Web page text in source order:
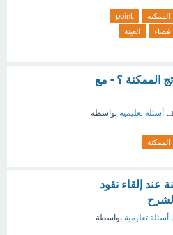
الممكنة
point
فضاء
العينة
الممكنة ؟ - مع
أسئلة تعليمية بواسطة
الممكنة
عند إلقاء نقود
أسئلة تعليمية بواسطة